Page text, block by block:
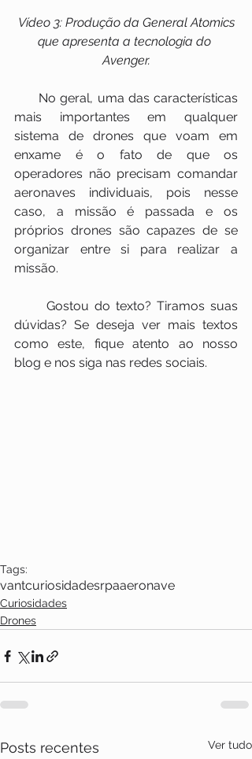
que apresenta a tecnologia do
Avenger.
mais importantes em qualquer
sistema de drones que voam em
enxame é o fato de que os
operadores não precisam comandar
aeronaves individuais, pois nesse
caso, a missão é passada e os
próprios drones são capazes de se
organizar entre si para realizar a
missão.
      Gostou do texto? Tiramos suas
dúvidas? Se deseja ver mais textos
como este, fique atento ao nosso
blog e nos siga nas redes sociais.
Tags:
vantcuriosidadesrpaaeronave
Curiosidades
Drones
Posts recentes Ver tudo